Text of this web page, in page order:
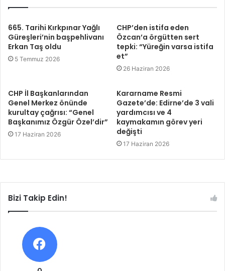
665. Tarihi Kırkpınar Yağlı
Güreşleri’nin başpehlivanı
Erkan Taş oldu
5 Temmuz 2026
CHP’den istifa eden
Özcan’a örgütten sert
tepki: “Yüreğin varsa istifa
et”
26 Haziran 2026
CHP İl Başkanlarından
Genel Merkez önünde
kurultay çağrısı: “Genel
Başkanımız Özgür Özel’dir”
17 Haziran 2026
Kararname Resmi
Gazete’de: Edirne’de 3 vali
yardımcısı ve 4
kaymakamın görev yeri
değişti
17 Haziran 2026
Bizi Takip Edin!